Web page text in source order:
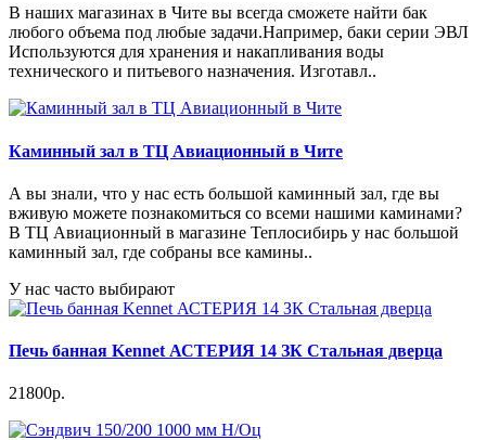
В наших магазинах в Чите вы всегда сможете найти бак
любого объема под любые задачи.Например, баки серии ЭВЛ
Используются для хранения и накапливания воды
технического и питьевого назначения. Изготавл..
Каминный зал в ТЦ Авиационный в Чите
А вы знали, что у нас есть большой каминный зал, где вы
вживую можете познакомиться со всеми нашими каминами?
В ТЦ Авиационный в магазине Теплосибирь у нас большой
каминный зал, где собраны все камины..
У нас часто выбирают
Печь банная Kennet АСТЕРИЯ 14 ЗК Стальная дверца
21800р.